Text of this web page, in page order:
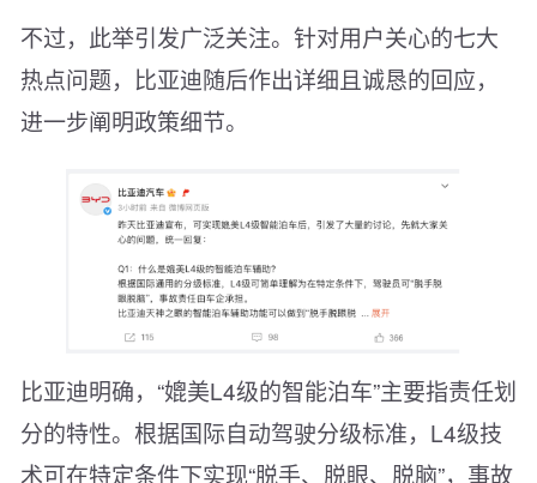
不过，此举引发广泛关注。针对用户关心的七大
热点问题，比亚迪随后作出详细且诚恳的回应，
进一步阐明政策细节。
比亚迪明确，“媲美L4级的智能泊车”主要指责任划
分的特性。根据国际自动驾驶分级标准，L4级技
术可在特定条件下实现“脱手、脱眼、脱脑”，事故